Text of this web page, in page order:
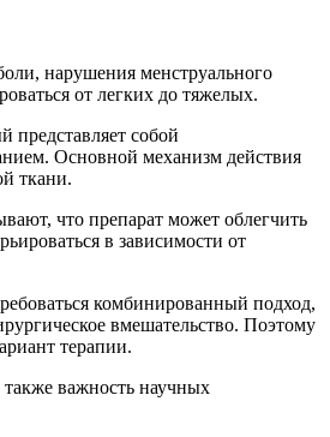
нарушения менструального
от легких до тяжелых.
собой
Основной механизм действия
ткани.
что препарат может облегчить
в зависимости от
комбинированный подход,
вмешательство. Поэтому
терапии.
важность научных